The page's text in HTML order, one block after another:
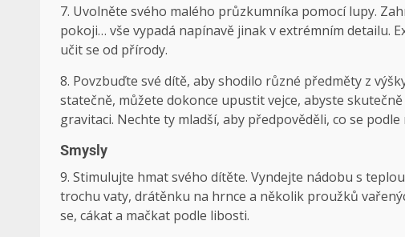
7. Uvolněte svého malého průzkumníka pomocí lupy.
pokoji… vše vypadá napínavě jinak v extrémním detailu.
učit se od přírody.
8. Povzbuďte své dítě, aby shodilo různé předměty z
statečně, můžete dokonce upustit vejce, abyste
gravitaci. Nechte ty mladší, aby předpověděli, co se
Smysly
9. Stimulujte hmat svého dítěte. Vyndejte nádobu s
trochu vaty, drátěnku na hrnce a několik proužků
se, cákat a mačkat podle libosti.